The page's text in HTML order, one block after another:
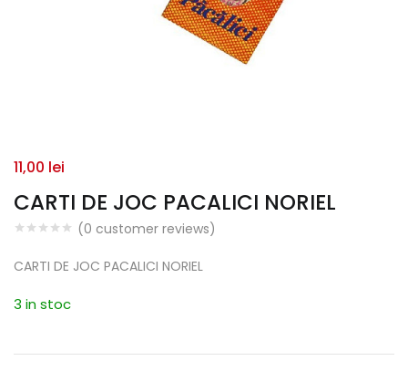
CARTI DE JOC PACALICI NORIEL
(0 customer reviews)
11,00 lei
CARTI DE JOC PACALICI NORIEL
3 in stoc